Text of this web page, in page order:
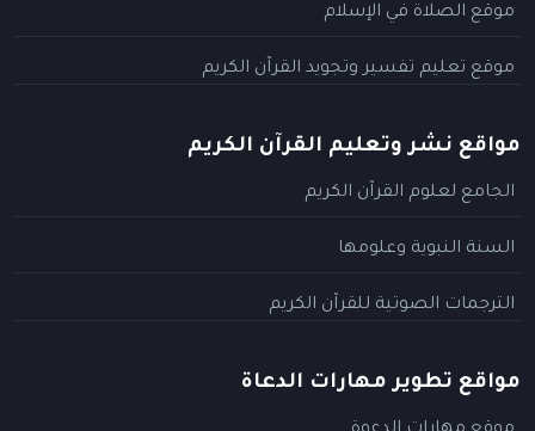
موقع الصلاة في الإسلام
موقع تعليم تفسير وتجويد القرآن الكريم
مواقع نشر وتعليم القرآن الكريم
الجامع لعلوم القرآن الكريم
السنة النبوية وعلومها
الترجمات الصوتية للقرآن الكريم
مواقع تطوير مهارات الدعاة